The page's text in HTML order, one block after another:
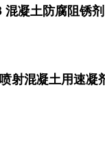
混凝土防腐阻锈剂